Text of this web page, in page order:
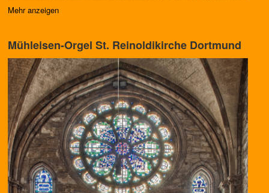
Mehr anzeigen
Mühleisen-Orgel St. Reinoldi­kirche Dortmund